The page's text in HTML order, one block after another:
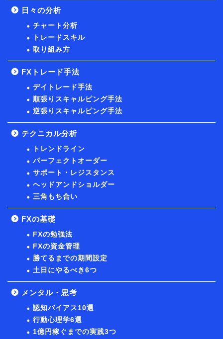
日々の分析
チャート分析
トレードスキル
取り組み方
FXトレード手法
デイトレード手法
順張りスキャルピング手法
逆張りスキャルピング手法
テクニカル分析
トレンドライン
パーフェクトオーダー
サポート・レジスタンス
ヘッドアンドショルダー
三角もち合い
FXの基礎
FXの勉強法
FXの資金管理
勝てるまでの期間設定
土日にやるべき6つ
メンタル・思考
認知バイアス10選
行動心理学6選
1億円稼ぐまでの実践3つ